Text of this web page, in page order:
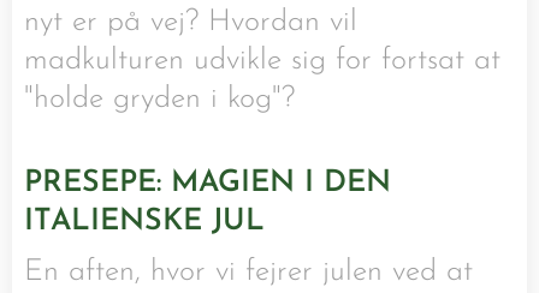
nyt er på vej? Hvordan vil
madkulturen udvikle sig for fortsat at
"holde gryden i kog"?
PRESEPE: MAGIEN I DEN
ITALIENSKE JUL
En aften, hvor vi fejrer julen ved at